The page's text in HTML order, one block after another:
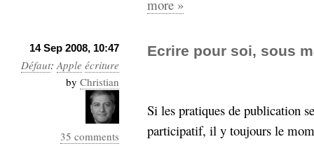
more »
14 Sep 2008, 10:47
Défaut: Apple écriture
by Christian
35 comments
Ecrire pour soi, sous
Si les pratiques de publication
participatif, il y toujours le